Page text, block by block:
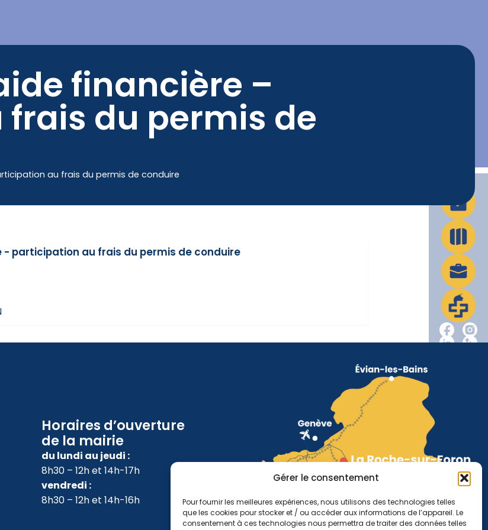
Gérer le consentement
Pour fournir les meilleures expériences, nous utilisons des technologies telles
que les cookies pour stocker et / ou accéder aux informations de l’appareil. Le
consentement à ces technologies nous permettra de traiter des données telles
Mes démarches La Ville en action Infos pratiques
financière –
du permis de
au frais du permis de conduire
- participation au frais du permis de conduire
Horaires d’ouverture
de la mairie
du lundi au jeudi :
8h30 – 12h et 14h-17h
vendredi :
8h30 – 12h et 14h-16h